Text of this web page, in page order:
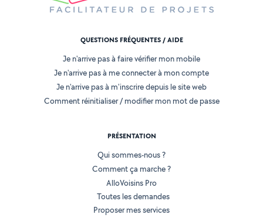
QUESTIONS FRÉQUENTES / AIDE
Je n'arrive pas à faire vérifier mon mobile
Je n'arrive pas à me connecter à mon compte
Je n'arrive pas à m'inscrire depuis le site web
Comment réinitialiser / modifier mon mot de passe
PRÉSENTATION
Qui sommes-nous ?
Comment ça marche ?
AlloVoisins Pro
Toutes les demandes
Proposer mes services